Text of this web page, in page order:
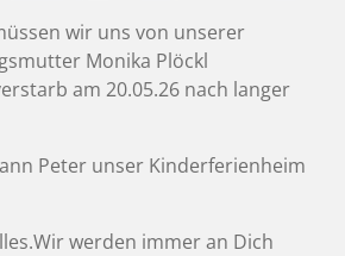
wir uns von unserer
Monika Plöckl
am 20.05.26 nach langer
Peter unser Kinderferienheim
werden immer an Dich